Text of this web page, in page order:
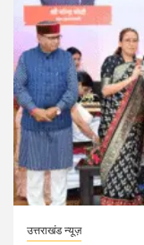
उत्तराखंड न्यूज़